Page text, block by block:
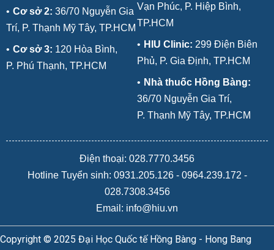
• Cơ sở 2: 36/70 Nguyễn Gia
Trí, P. Thạnh Mỹ Tây, TP.HCM
• Cơ sở 3: 120 Hòa Bình,
P. Phú Thạnh, TP.HCM
Vạn Phúc, P. Hiệp Bình,
TP.HCM
• HIU Clinic: 299 Điện Biên
Phủ, P. Gia Định, TP.HCM
• Nhà thuốc Hồng Bàng:
36/70 Nguyễn Gia Trí,
P. Thạnh Mỹ Tây, TP.HCM
Điện thoại: 028.7770.3456
Hotline Tuyển sinh: 0931.205.126- 0964.239.172 -
028.7308.3456
Email: info@hiu.vn
Copyright © 2025 Đại Học Quốc tế Hồng Bàng - Hong Bang